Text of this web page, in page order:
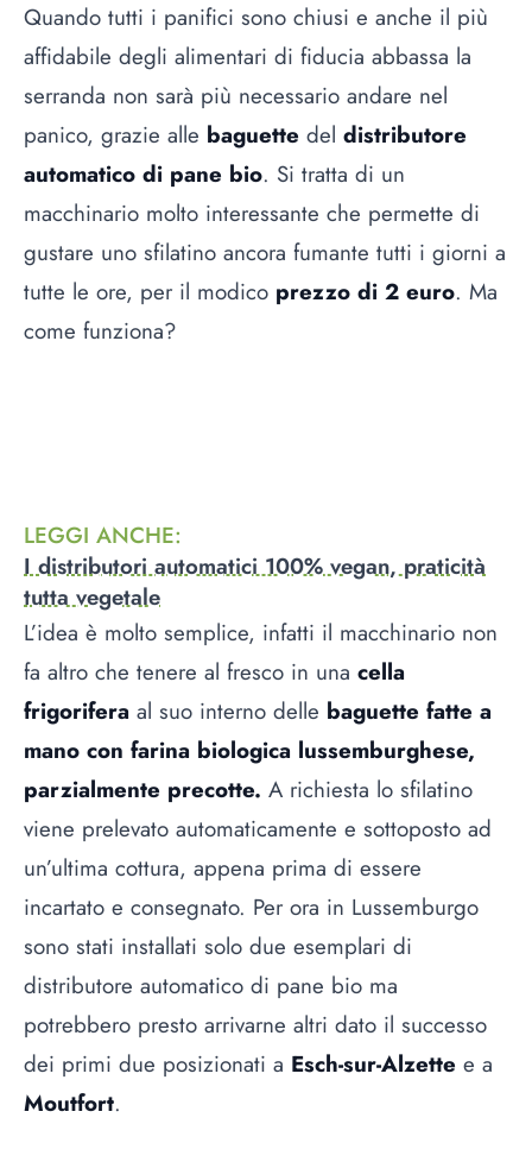
Quando tutti i panifici sono chiusi e anche il più
affidabile degli alimentari di fiducia abbassa la
serranda non sarà più necessario andare nel
panico, grazie alle baguette del distributore
automatico di pane bio. Si tratta di un
macchinario molto interessante che permette di
gustare uno sfilatino ancora fumante tutti i giorni a
tutte le ore, per il modico prezzo di 2 euro. Ma
come funziona?
LEGGI ANCHE:
I distributori automatici 100% vegan, praticità
tutta vegetale
L’idea è molto semplice, infatti il macchinario non
fa altro che tenere al fresco in una cella
frigorifera al suo interno delle baguette fatte a
mano con farina biologica lussemburghese,
parzialmente precotte. A richiesta lo sfilatino
viene prelevato automaticamente e sottoposto ad
un’ultima cottura, appena prima di essere
incartato e consegnato. Per ora in Lussemburgo
sono stati installati solo due esemplari di
distributore automatico di pane bio ma
potrebbero presto arrivarne altri dato il successo
dei primi due posizionati a Esch-sur-Alzette e a
Moutfort.